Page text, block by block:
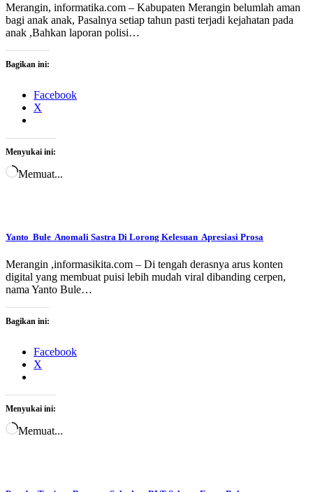
Merangin, informatika.com – Kabupaten Merangin belumlah aman
bagi anak anak, Pasalnya setiap tahun pasti terjadi kejahatan pada
anak ,Bahkan laporan polisi…
Bagikan ini:
Facebook
X
Menyukai ini:
Memuat...
Yanto Bule Anomali Sastra Di Lorong Kelesuan Apresiasi Prosa
Merangin ,informasikita.com – Di tengah derasnya arus konten
digital yang membuat puisi lebih mudah viral dibanding cerpen,
nama Yanto Bule…
Bagikan ini:
Facebook
X
Menyukai ini:
Memuat...